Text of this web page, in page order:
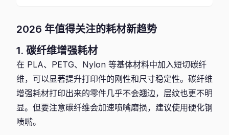
2026 年值得关注的耗材新趋势
1. 碳纤维增强耗材
在 PLA、PETG、Nylon 等基体材料中加入短切碳纤
维，可以显著提升打印件的刚性和尺寸稳定性。碳纤维
增强耗材打印出来的零件几乎不会翘边，层纹也更不明
显。但要注意碳纤维会加速喷嘴磨损，建议使用硬化钢
喷嘴。